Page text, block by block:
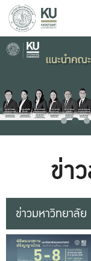
ข่า
ข่าวมหาวิทยาลัย